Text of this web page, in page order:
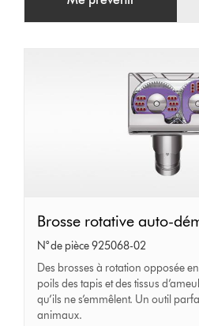
Brosse
rotative
auto-
démêlante
Brosse rotative auto-
N° de pièce 925068-02
Des brosses à rotation opposée
poils des tapis et des tissus
qu’ils ne s’emmêlent. Un outil
animaux.